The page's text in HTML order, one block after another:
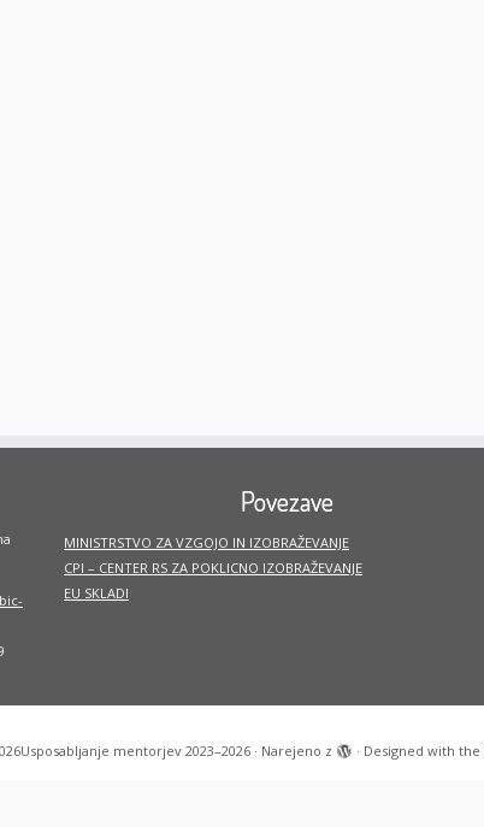
Povezave
MINISTRSTVO ZA VZGOJO IN IZOBRAŽEVANJE
CPI – CENTER RS ZA POKLICNO IZOBRAŽEVANJE
EU SKLADI
Usposabljanje mentorjev 2023–2026· Narejeno z · Designed with the